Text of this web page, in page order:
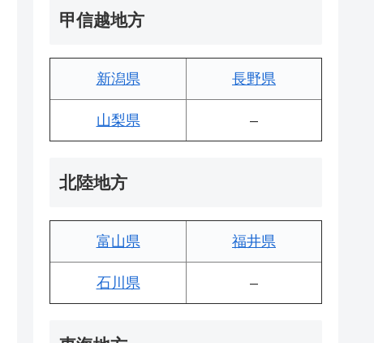
甲信越地方
新潟県 長野県
山梨県 –
北陸地方
富山県 福井県
石川県 –